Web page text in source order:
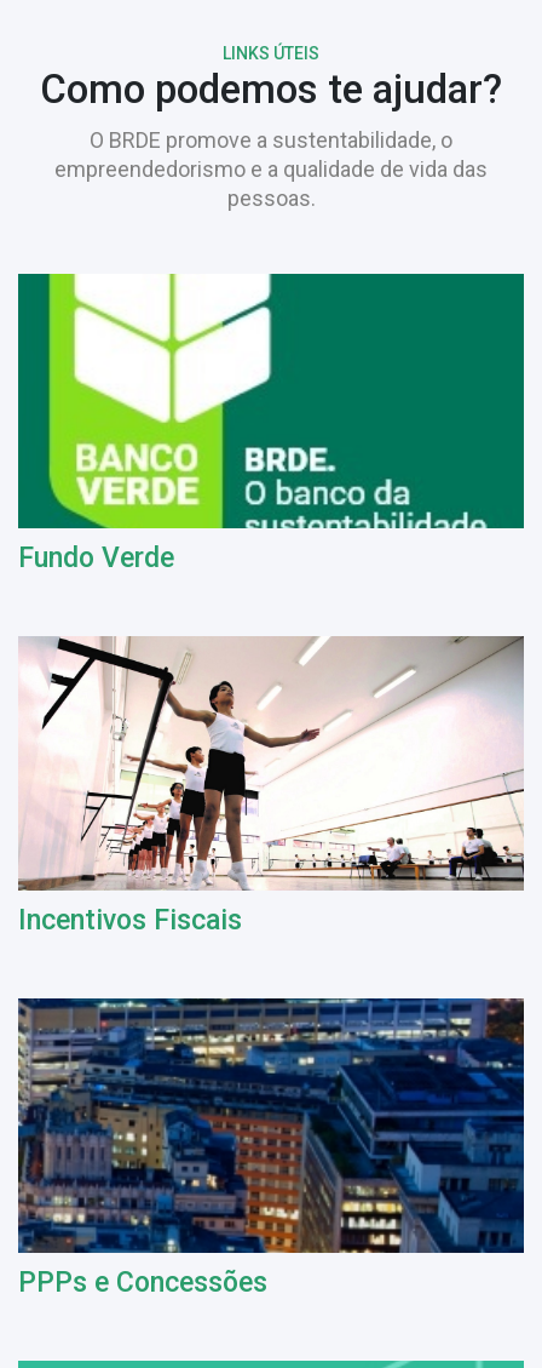
LINKS ÚTEIS
Como podemos te ajudar?
O BRDE promove a sustentabilidade, o
empreendedorismo e a qualidade de vida das
pessoas.
Fundo Verde
Incentivos Fiscais
PPPs e Concessões